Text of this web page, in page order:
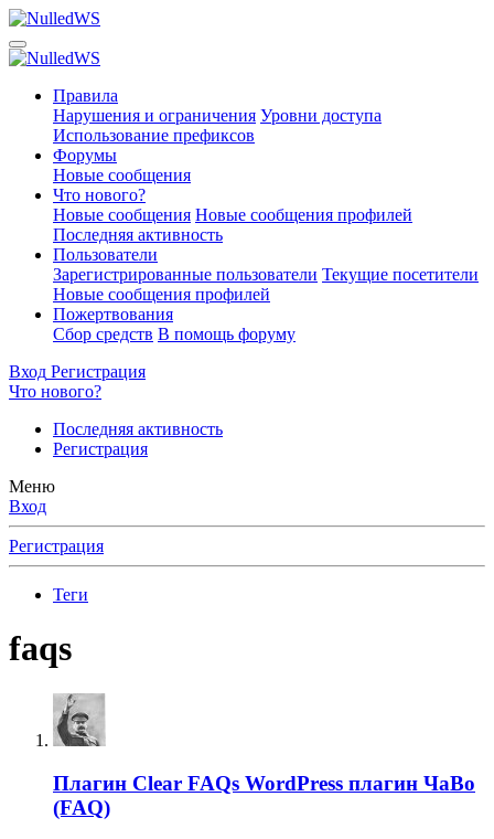
Правила
Нарушения и ограничения Уровни доступа
Использование префиксов
Форумы
Новые сообщения
Что нового?
Новые сообщения Новые сообщения профилей
Последняя активность
Пользователи
Зарегистрированные пользователи Текущие посетители
Новые сообщения профилей
Пожертвования
Сбор средств В помощь форуму
Вход Регистрация
Что нового?
Последняя активность
Регистрация
Меню
Вход
Регистрация
Теги
faqs
Плагин Clear FAQs WordPress плагин ЧаВо
(FAQ)